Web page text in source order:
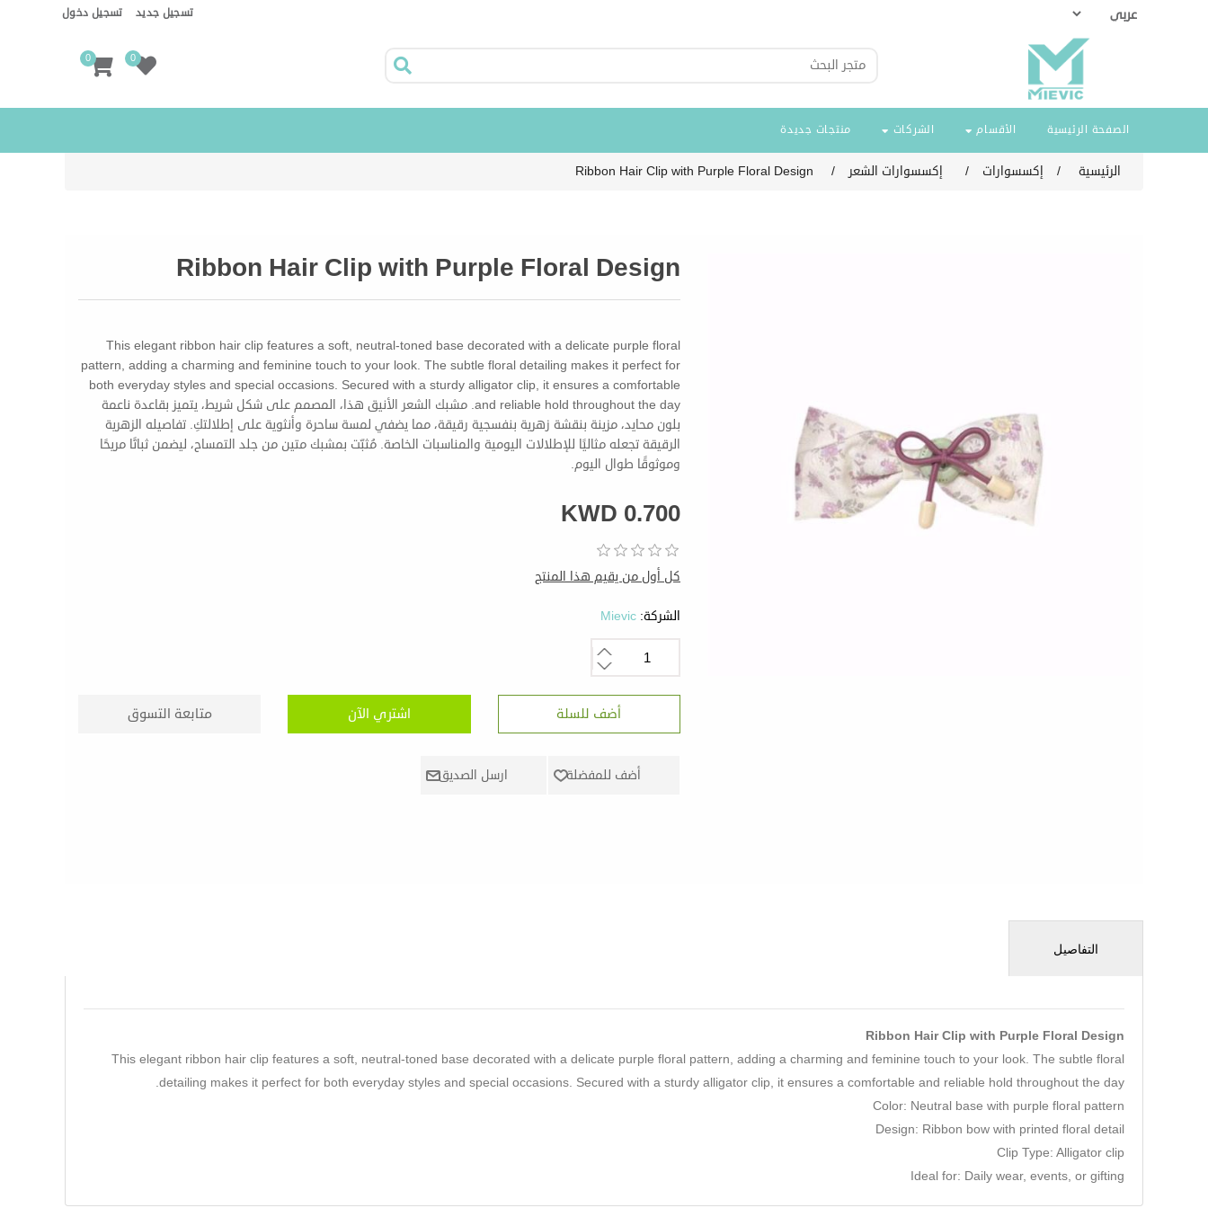
تسجيل جديد تسجيل دخول
الصفحة الرئيسية الأقسام الشركات منتجات جديدة
0
0
الرئيسية / إكسسوارات / إكسسوارات الشعر /
Ribbon Hair Clip with Purple Floral Design
Ribbon Hair Clip with Purple Floral Design
This elegant ribbon hair clip features a soft, neutral-toned base decorated with a delicate purple floral
pattern, adding a charming and feminine touch to your look. The subtle floral detailing makes it perfect for
both everyday styles and special occasions. Secured with a sturdy alligator clip, it ensures a comfortable
and reliable hold throughout the day. مشبك الشعر الأنيق هذا، المصمم على شكل شريط، يتميز بقاعدة ناعمة
بلون محايد، مزينة بنقشة زهرية بنفسجية رقيقة، مما يضفي لمسة ساحرة وأنثوية على إطلالتكِ. تفاصيله الزهرية
الرقيقة تجعله مثاليًا للإطلالات اليومية والمناسبات الخاصة. مُثبّت بمشبك متين من جلد التمساح، ليضمن ثباتًا مريحًا
وموثوقًا طوال اليوم.
KWD 0.700
كل أول من يقيم هذا المنتج
الشركة: Mievic
التفاصيل
Ribbon Hair Clip with Purple Floral Design
This elegant ribbon hair clip features a soft, neutral-toned base decorated with a delicate purple floral pattern, adding a charming and feminine touch to your look. The subtle floral
detailing makes it perfect for both everyday styles and special occasions. Secured with a sturdy alligator clip, it ensures a comfortable and reliable hold throughout the day.
Color: Neutral base with purple floral pattern
Design: Ribbon bow with printed floral detail
Clip Type: Alligator clip
Ideal for: Daily wear, events, or gifting